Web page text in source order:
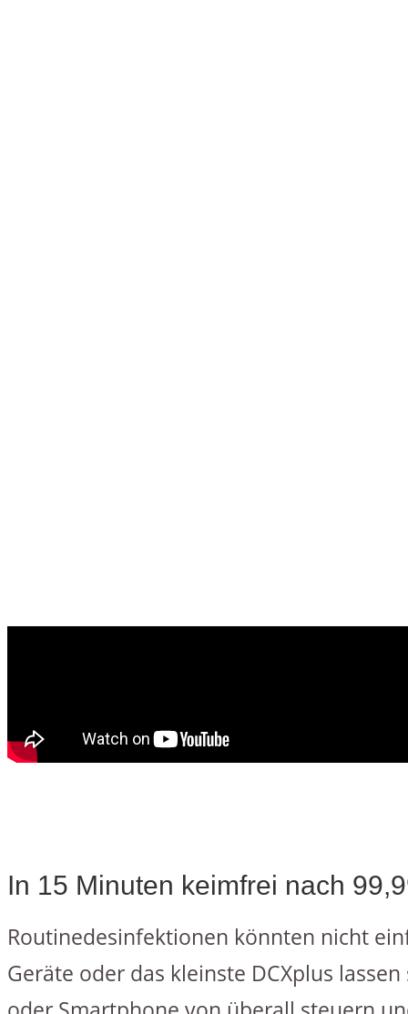
In 15 Minuten keimfrei nach
Routinedesinfektionen könnten nicht
Geräte oder das kleinste DCXplus